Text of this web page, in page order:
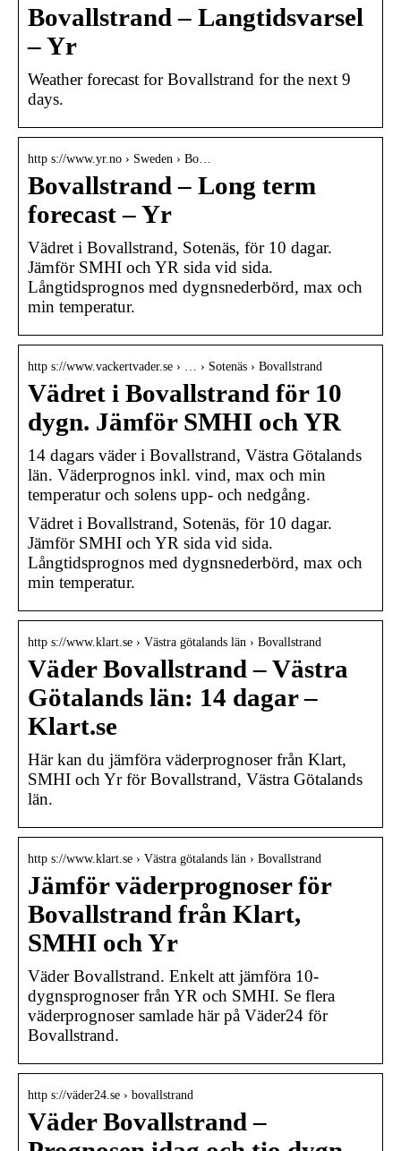
Bovallstrand – Langtidsvarsel
– Yr
Weather forecast for Bovallstrand for the next 9
days.
http s://www.yr.no › Sweden › Bo…
Bovallstrand – Long term
forecast – Yr
Vädret i Bovallstrand, Sotenäs, för 10 dagar.
Jämför SMHI och YR sida vid sida.
Långtidsprognos med dygnsnederbörd, max och
min temperatur.
http s://www.vackertvader.se › … › Sotenäs › Bovallstrand
Vädret i Bovallstrand för 10
dygn. Jämför SMHI och YR
14 dagars väder i Bovallstrand, Västra Götalands
län. Väderprognos inkl. vind, max och min
temperatur och solens upp- och nedgång.
Vädret i Bovallstrand, Sotenäs, för 10 dagar.
Jämför SMHI och YR sida vid sida.
Långtidsprognos med dygnsnederbörd, max och
min temperatur.
http s://www.klart.se › Västra götalands län › Bovallstrand
Väder Bovallstrand – Västra
Götalands län: 14 dagar –
Klart.se
Här kan du jämföra väderprognoser från Klart,
SMHI och Yr för Bovallstrand, Västra Götalands
län.
http s://www.klart.se › Västra götalands län › Bovallstrand
Jämför väderprognoser för
Bovallstrand från Klart,
SMHI och Yr
Väder Bovallstrand. Enkelt att jämföra 10-
dygnsprognoser från YR och SMHI. Se flera
väderprognoser samlade här på Väder24 för
Bovallstrand.
http s://väder24.se › bovallstrand
Väder Bovallstrand –